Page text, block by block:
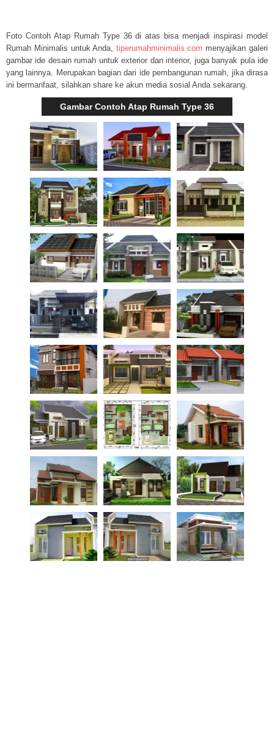
Foto Contoh Atap Rumah Type 36 di atas bisa menjadi inspirasi model
Rumah Minimalis untuk Anda,tiperumahminimalis.com menyajikan galeri
gambar ide desain rumah untuk exterior dan interior, juga banyak pula ide
yang lainnya. Merupakan bagian dari ide pembangunan rumah, jika dirasa
ini bermanfaat, silahkan share ke akun media sosial Anda sekarang.
Gambar Contoh Atap Rumah Type 36